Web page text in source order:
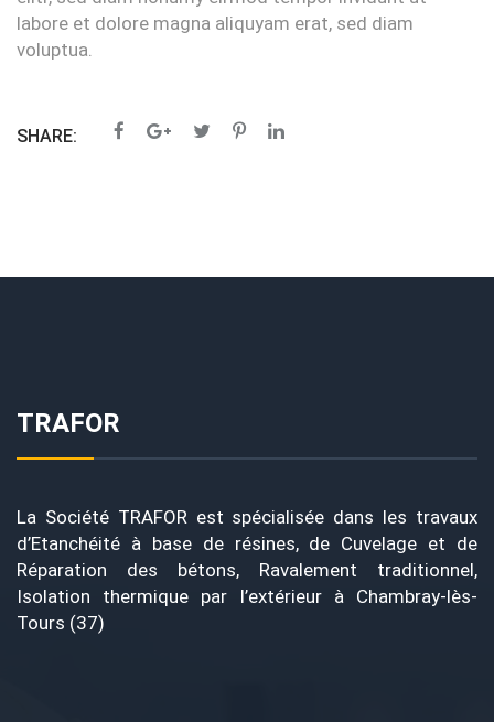
labore et dolore magna aliquyam erat, sed diam
voluptua.
SHARE:
TRAFOR
La Société TRAFOR est spécialisée dans les travaux
d’Etanchéité à base de résines, de Cuvelage et de
Réparation des bétons, Ravalement traditionnel,
Isolation thermique par l’extérieur à Chambray-lès-
Tours (37)